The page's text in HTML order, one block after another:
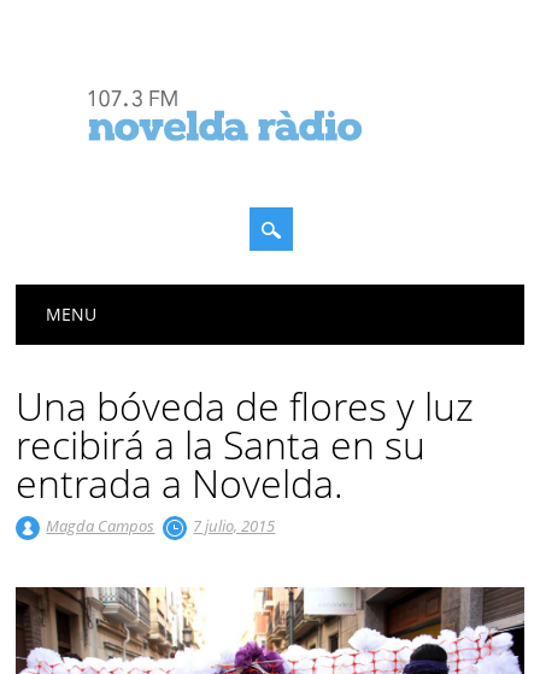
Menú principal
MENU
Una bóveda de flores y luz
recibirá a la Santa en su
entrada a Novelda.
Magda Campos 7 julio, 2015